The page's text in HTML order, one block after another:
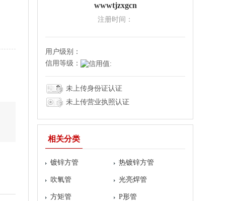
wwwtjzxgcn
注册时间：
用户级别：
信用等级：
未上传身份证认证
未上传营业执照认证
相关分类
镀锌方管 热镀锌方管
吹氧管 光亮焊管
方矩管 P形管